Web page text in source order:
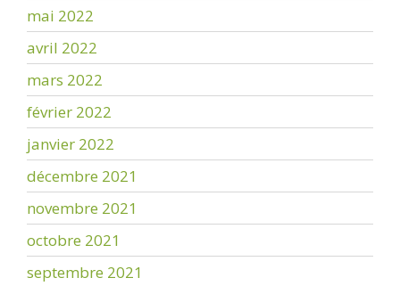
mai 2022
avril 2022
mars 2022
février 2022
janvier 2022
décembre 2021
novembre 2021
octobre 2021
septembre 2021